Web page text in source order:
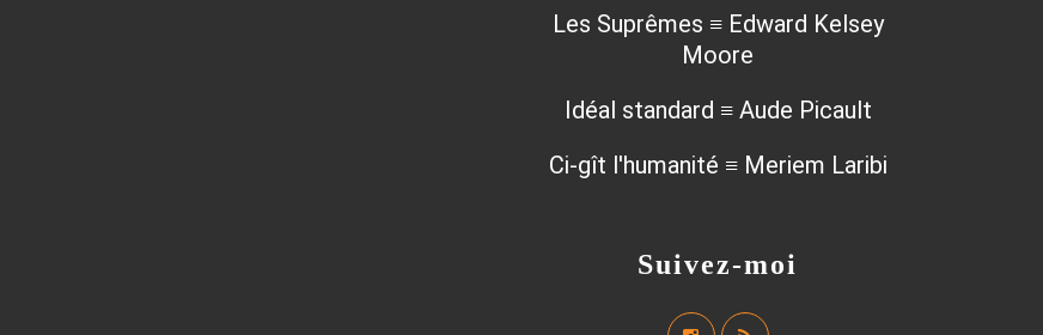
Suivez-moi
Les Suprêmes ≡ Edward Kelsey
Moore
Idéal standard ≡ Aude Picault
Ci-gît l'humanité ≡ Meriem Laribi